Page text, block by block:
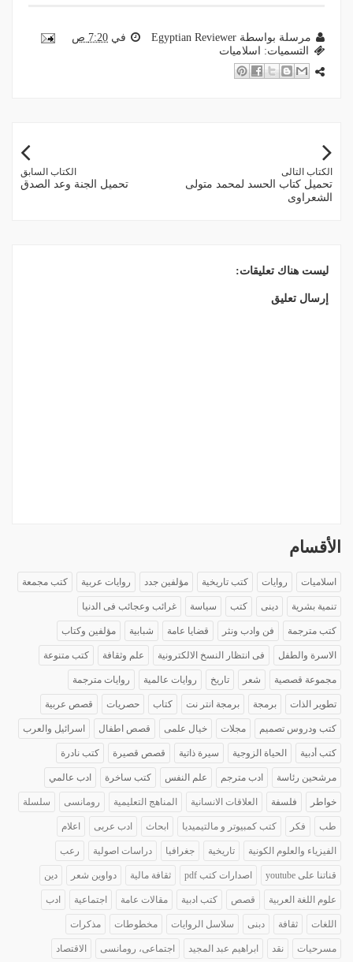
مرسلة بواسطة Egyptian Reviewer في 7:20 ص
التسميات:
اسلاميات
الكتاب السابق
تحميل الجنة وعد الصدق
الكتاب التالى
تحميل كتاب الحسد لمحمد متولى
الشعراوى
ليست هناك تعليقات:
إرسال تعليق
الأقسام
اسلاميات روايات كتب تاريخية مؤلفين جدد روايات عربية كتب مجمعة
تنمية بشرية دينى كتب سياسة غرائب وعجائب فى الدنيا
كتب مترجمة فن وادب ونثر قضايا عامة شبابية مؤلفين وكتاب
الاسرة والطفل فى انتظار النسخ الالكترونية علم وثقافة كتب متنوعة
مجموعة قصصية شعر تاريخ روايات عالمية روايات مترجمة
تطوير الذات برمجة برمجة انتر نت كتاب حصريات قصص عربية
كتب ودروس تصميم مجلات خيال علمى قصص اطفال اسرائيل والعرب
كتب أدبية الحياة الزوجية سيرة ذاتية قصص قصيرة كتب نادرة
مرشحين رئاسة ادب مترجم علم النفس كتب ساخرة ادب عالمي
خواطر فلسفة العلاقات الانسانية المناهج التعليمية رومانسى سلسلة
طب فكر كتب كمبيوتر و مالتيميديا ابحاث ادب عربى اعلام
الفيزياء والعلوم الكونية تاريخية جغرافيا دراسات اصولية رعب
قناتنا على youtube اصدارات كتب pdf ثقافة مالية دواوين شعر دين
علوم اللغة العربية قصص كتب ادبية مقالات عامة اجتماعية ادب
اللغات ثقافة دبنى سلاسل الروايات مخطوطات مذكرات
مسرحيات نقد ابراهيم عبد المجيد اجتماعى، رومانسى الاقتصاد